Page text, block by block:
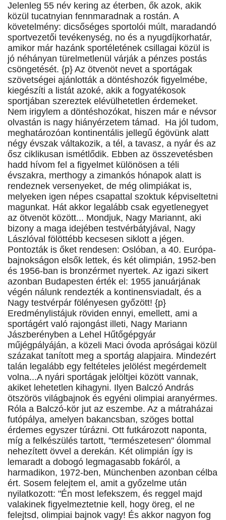
Jelenleg 55 név kering az éterben, ők azok, akik
közül tucatnyian fennmaradnak a rostán. A
követelmény: dicsőséges sportolói múlt, maradandó
sportvezetői tevékenység, no és a nyugdíjkorhatár,
amikor már hazánk sportéletének csillagai közül is
jó néhányan türelmetlenül várják a pénzes postás
csöngetését. {p} Az ötvenöt nevet a sportágak
szövetségei ajánlották a döntéshozók figyelmébe,
kiegészíti a listát azoké, akik a fogyatékosok
sportjában szereztek elévülhetetlen érdemeket.
Nem irigylem a döntéshozókat, hiszen már e névsor
olvastán is nagy hiányérzetem támad. Ha jól tudom,
meghatározóan kontinentális jellegű égövünk alatt
négy évszak váltakozik, a tél, a tavasz, a nyár és az
ősz ciklikusan ismétlődik. Ebben az összevetésben
hadd hívom fel a figyelmet különösen a téli
évszakra, merthogy a zimankós hónapok alatt is
rendeznek versenyeket, de még olimpiákat is,
melyeken igen népes csapattal szoktuk képviseltetni
magunkat. Hát akkor legalább csak egyetlenegyet
az ötvenöt között... Mondjuk, Nagy Mariannt, aki
bizony a maga idejében testvérbátyjával, Nagy
Lászlóval fölöttébb kecsesen siklott a jégen.
Pontozták is őket rendesen: Oslóban, a 40. Európa-
bajnokságon elsők lettek, és két olimpián, 1952-ben
és 1956-ban is bronzérmet nyertek. Az igazi sikert
azonban Budapesten érték el: 1955 januárjának
végén nálunk rendezték a kontinensviadalt, és a
Nagy testvérpár fölényesen győzött! {p}
Eredménylistájuk röviden ennyi, emellett, ami a
sportágért való rajongást illeti, Nagy Mariann
Jászberényben a Lehel Hűtőgépgyár
műjégpályáján, a közeli Maci óvoda apróságai közül
százakat tanított meg a sportág alapjaira. Mindezért
talán legalább egy feltételes jelölést megérdemelt
volna...A nyári sportágak jelöltjei között vannak,
akiket lehetetlen kihagyni. Ilyen Balczó András
ötszörös világbajnok és egyéni olimpiai aranyérmes.
Róla a Balczó-kör jut az eszembe. Az a mátraházai
futópálya, amelyen bakancsban, szöges bottal
érdemes egyszer túrázni. Ott futkározott naponta,
míg a felkészülés tartott, "természetesen" ólommal
nehezített övvel a derekán. Két olimpián így is
lemaradt a dobogó legmagasabb fokáról, a
harmadikon, 1972-ben, Münchenben azonban célba
ért. Sosem felejtem el, amit a győzelme után
nyilatkozott: "Én most lefekszem, és reggel majd
valakinek figyelmeztetnie kell, hogy öreg, el ne
felejtsd, olimpiai bajnok vagy! És akkor nagyon fog